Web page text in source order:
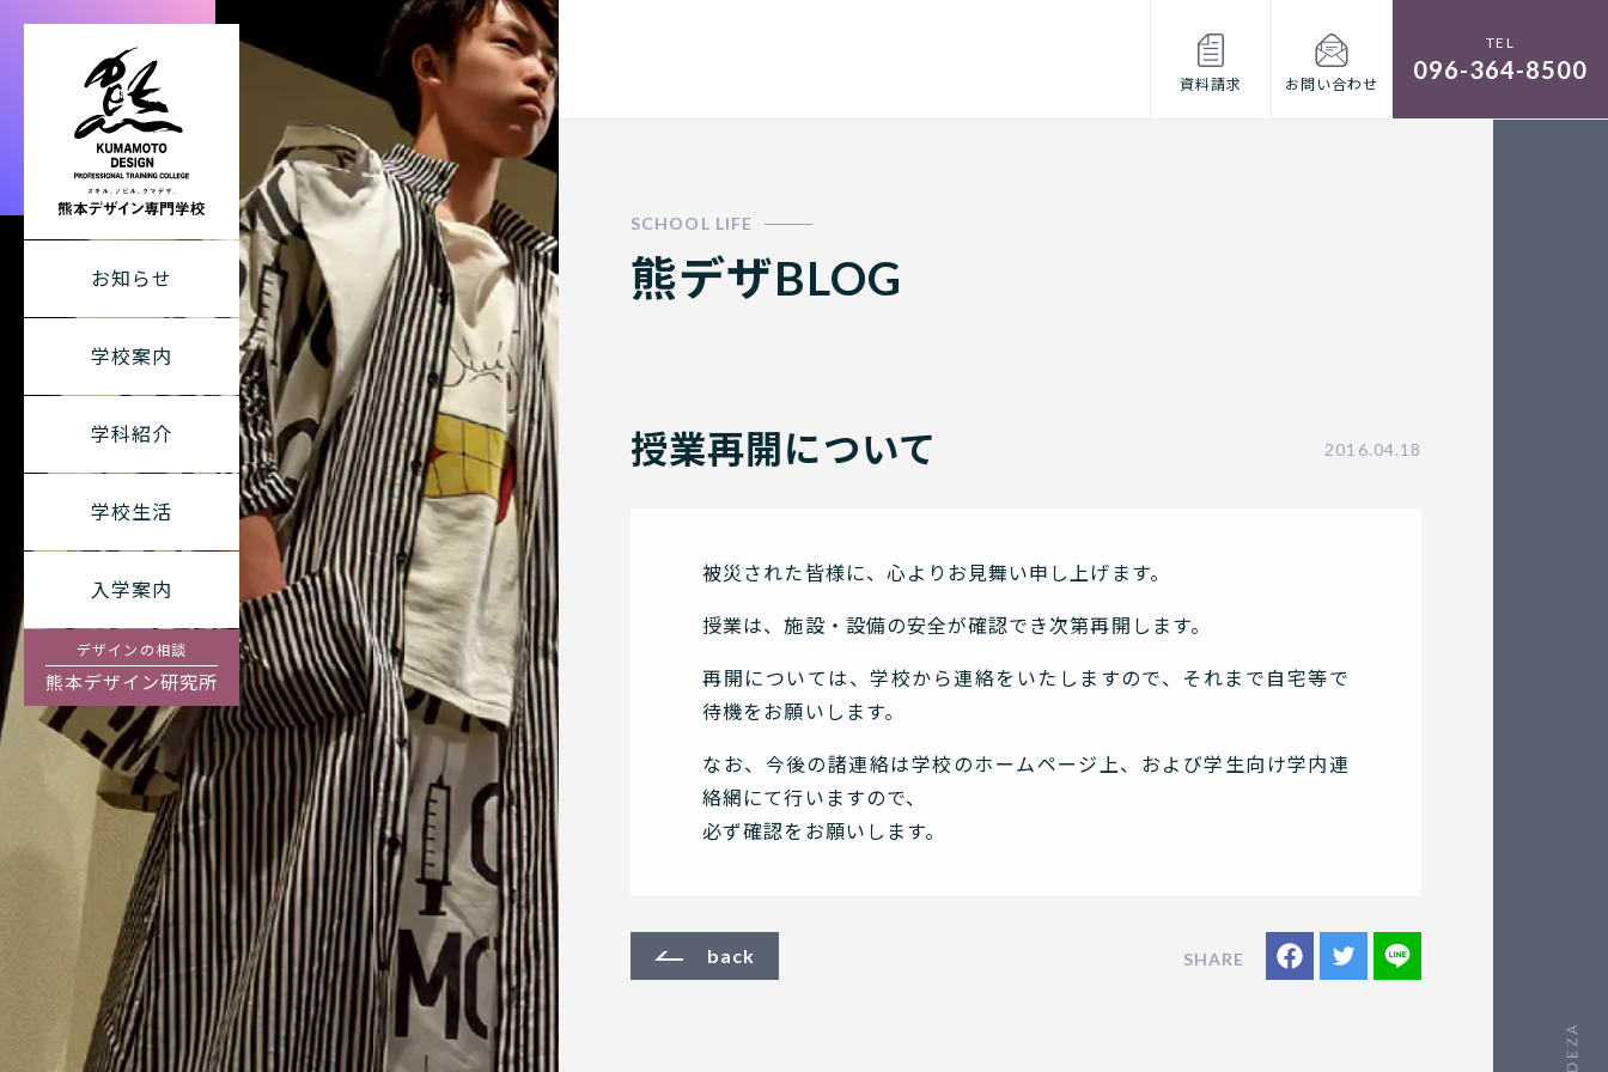
熊本デザイン専門学校
お知らせ
学校案内
学科紹介
学校生活
入学案内
デザインの相談
熊本デザイン研究所
資料請求 お問い合わせ
096-364-8500
熊デザBLOG
授業再開について 2016.04.18
被災された皆様に、心よりお見舞い申し上げます。
授業は、施設・設備の安全が確認でき次第再開します。
再開については、学校から連絡をいたしますので、それまで自宅等で
待機をお願いします。
なお、今後の諸連絡は学校のホームページ上、および学生向け学内連
絡網にて行いますので、
必ず確認をお願いします。
back